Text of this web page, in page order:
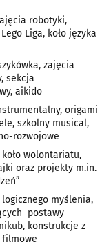
robotyki,
Liga, koło języka
zajęcia
sekcja
aikido
origami
szkolny musical,
rozwojowe
koło wolontariatu,
oraz projekty m.in.
myślenia,
postawy
konstrukcje z
filmowe